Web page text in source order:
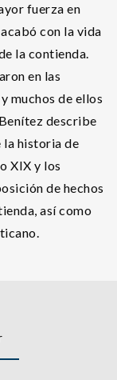
fuerza en
con la vida
la contienda.
en las
muchos de ellos
describe
la historia de
XIX y los
de hechos
así como